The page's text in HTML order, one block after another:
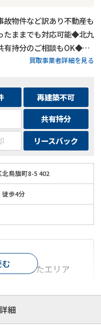
物件など訳あり不動産も
たままでも対応可能◆北九
有持分のご相談もOK◆他
売却後も住み続けられるリ
スピード対応◆地域密
買取事業者詳細を見る
再建築不可
共有持分
リースバック
鳥旗町8-5 402
歩4分
細
心としたエリア
可能
レスポンスが早い
取可